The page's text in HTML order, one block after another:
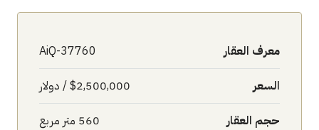
معرف العقار AiQ-37760
السعر $2,500,000 / دولار
حجم العقار 560 متر مربع